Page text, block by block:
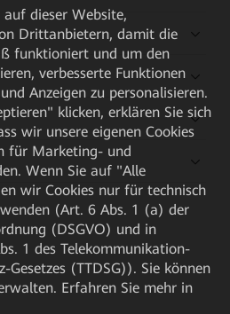
dieser Website,
Drittanbietern, damit die
funktioniert und um den
verbesserte Funktionen
Anzeigen zu personalisieren.
klicken, erklären Sie sich
wir unsere eigenen Cookies
für Marketing- und
Wenn Sie auf "Alle
wir Cookies nur für technisch
(Art. 6 Abs. 1 (a) der
(DSGVO) und in
1 des Telekommunikation-
Gesetzes (TTDSG)). Sie können
Erfahren Sie mehr in